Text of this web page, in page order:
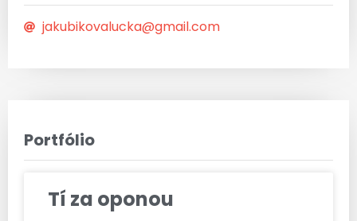
jakubikovalucka@gmail.com
Portfólio
Tí za oponou